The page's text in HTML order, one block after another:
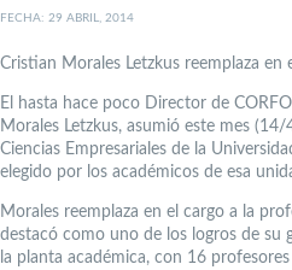
FECHA: 29 ABRIL, 2014
Cristian Morales Letzkus reemplaza en
El hasta hace poco Director de
Morales Letzkus, asumió este mes
Ciencias Empresariales de la
elegido por los académicos de esa
Morales reemplaza en el cargo a la
destacó como uno de los logros de su
la planta académica, con 16